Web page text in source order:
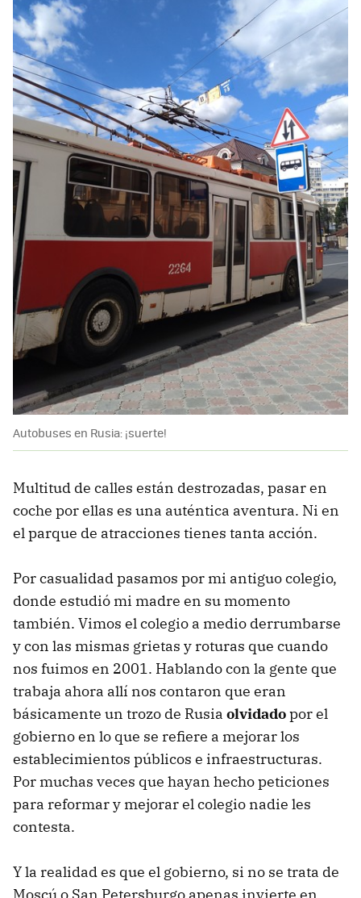
Autobuses en Rusia: ¡suerte!
Multitud de calles están destrozadas, pasar en
coche por ellas es una auténtica aventura. Ni en
el parque de atracciones tienes tanta acción.
Por casualidad pasamos por mi antiguo colegio,
donde estudió mi madre en su momento
también. Vimos el colegio a medio derrumbarse
y con las mismas grietas y roturas que cuando
nos fuimos en 2001. Hablando con la gente que
trabaja ahora allí nos contaron que eran
básicamente un trozo de Rusia olvidadopor el
gobierno en lo que se refiere a mejorar los
establecimientos públicos e infraestructuras.
Por muchas veces que hayan hecho peticiones
para reformar y mejorar el colegio nadie les
contesta.
Y la realidad es que el gobierno, si no se trata de
Moscú o San Petersburgo apenas invierte en